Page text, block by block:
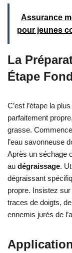
Assurance
pour jeunes
La
Étape
C’est l’étape la
parfaitement
grasse.
l’eau savonneuse
Après un séchage
au dégraissage.
dégraissant
propre. Insistez
traces de doigts,
ennemis jurés de